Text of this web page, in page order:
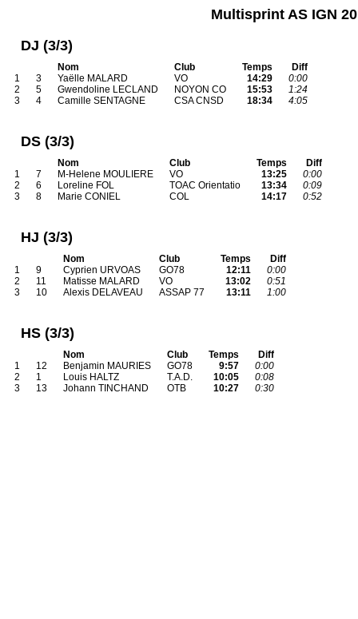
Multisprint AS IGN
DJ (3/3)
Nom Club Temps
Diff
1
3 Yaëlle MALARD VO 14:29
0:00
2
5 Gwendoline LECLAND NOYON CO 15:53
1:24
3
4 Camille SENTAGNE CSA CNSD 18:34 4:05
DS (3/3)
Nom Club Temps
Diff
1
7 M-Helene MOULIERE VO 13:25
0:00
2
6 Loreline FOL TOAC Orientatio 13:34
0:09
3
8 Marie CONIEL COL 14:17 0:52
HJ (3/3)
Nom Club Temps
Diff
1
9 Cyprien URVOAS GO78 12:11
0:00
2
11 Matisse MALARD VO 13:02
0:51
3
10 Alexis DELAVEAU ASSAP 77 13:11 1:00
HS (3/3)
Nom Club Temps
Diff
1
12 Benjamin MAURIES GO78 9:57
0:00
2
1 Louis HALTZ T.A.D. 10:05
0:08
3
13 Johann TINCHAND OTB 10:27 0:30